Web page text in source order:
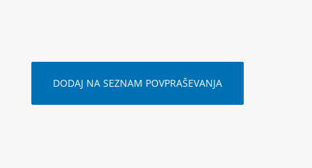
DODAJ NA SEZNAM POVPRAŠEVANJA